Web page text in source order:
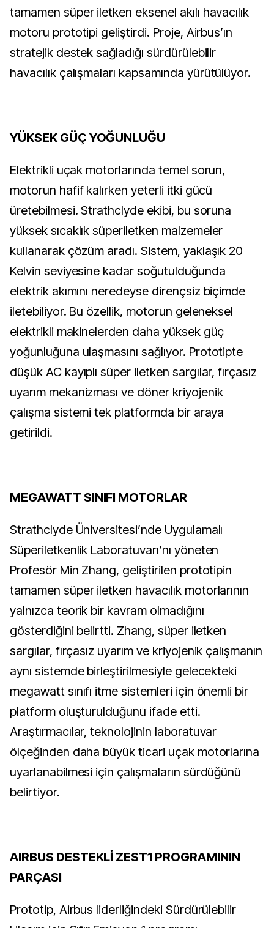
tamamen süper iletken eksenel akılı havacılık
motoru prototipi geliştirdi. Proje, Airbus’ın
stratejik destek sağladığı sürdürülebilir
havacılık çalışmaları kapsamında yürütülüyor.
YÜKSEK GÜÇ YOĞUNLUĞU
Elektrikli uçak motorlarında temel sorun,
motorun hafif kalırken yeterli itki gücü
üretebilmesi. Strathclyde ekibi, bu soruna
yüksek sıcaklık süperiletken malzemeler
kullanarak çözüm aradı. Sistem, yaklaşık 20
Kelvin seviyesine kadar soğutulduğunda
elektrik akımını neredeyse dirençsiz biçimde
iletebiliyor. Bu özellik, motorun geleneksel
elektrikli makinelerden daha yüksek güç
yoğunluğuna ulaşmasını sağlıyor. Prototipte
düşük AC kayıplı süper iletken sargılar, fırçasız
uyarım mekanizması ve döner kriyojenik
çalışma sistemi tek platformda bir araya
getirildi.
MEGAWATT SINIFI MOTORLAR
Strathclyde Üniversitesi’nde Uygulamalı
Süperiletkenlik Laboratuvarı’nı yöneten
Profesör Min Zhang, geliştirilen prototipin
tamamen süper iletken havacılık motorlarının
yalnızca teorik bir kavram olmadığını
gösterdiğini belirtti. Zhang, süper iletken
sargılar, fırçasız uyarım ve kriyojenik çalışmanın
aynı sistemde birleştirilmesiyle gelecekteki
megawatt sınıfı itme sistemleri için önemli bir
platform oluşturulduğunu ifade etti.
Araştırmacılar, teknolojinin laboratuvar
ölçeğinden daha büyük ticari uçak motorlarına
uyarlanabilmesi için çalışmaların sürdüğünü
belirtiyor.
AIRBUS DESTEKLİ ZEST1 PROGRAMININ
PARÇASI
Prototip, Airbus liderliğindeki Sürdürülebilir